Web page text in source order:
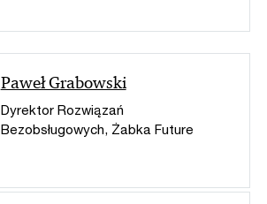
Paweł Grabowski
Dyrektor Rozwiązań
Bezobsługowych, Żabka Future